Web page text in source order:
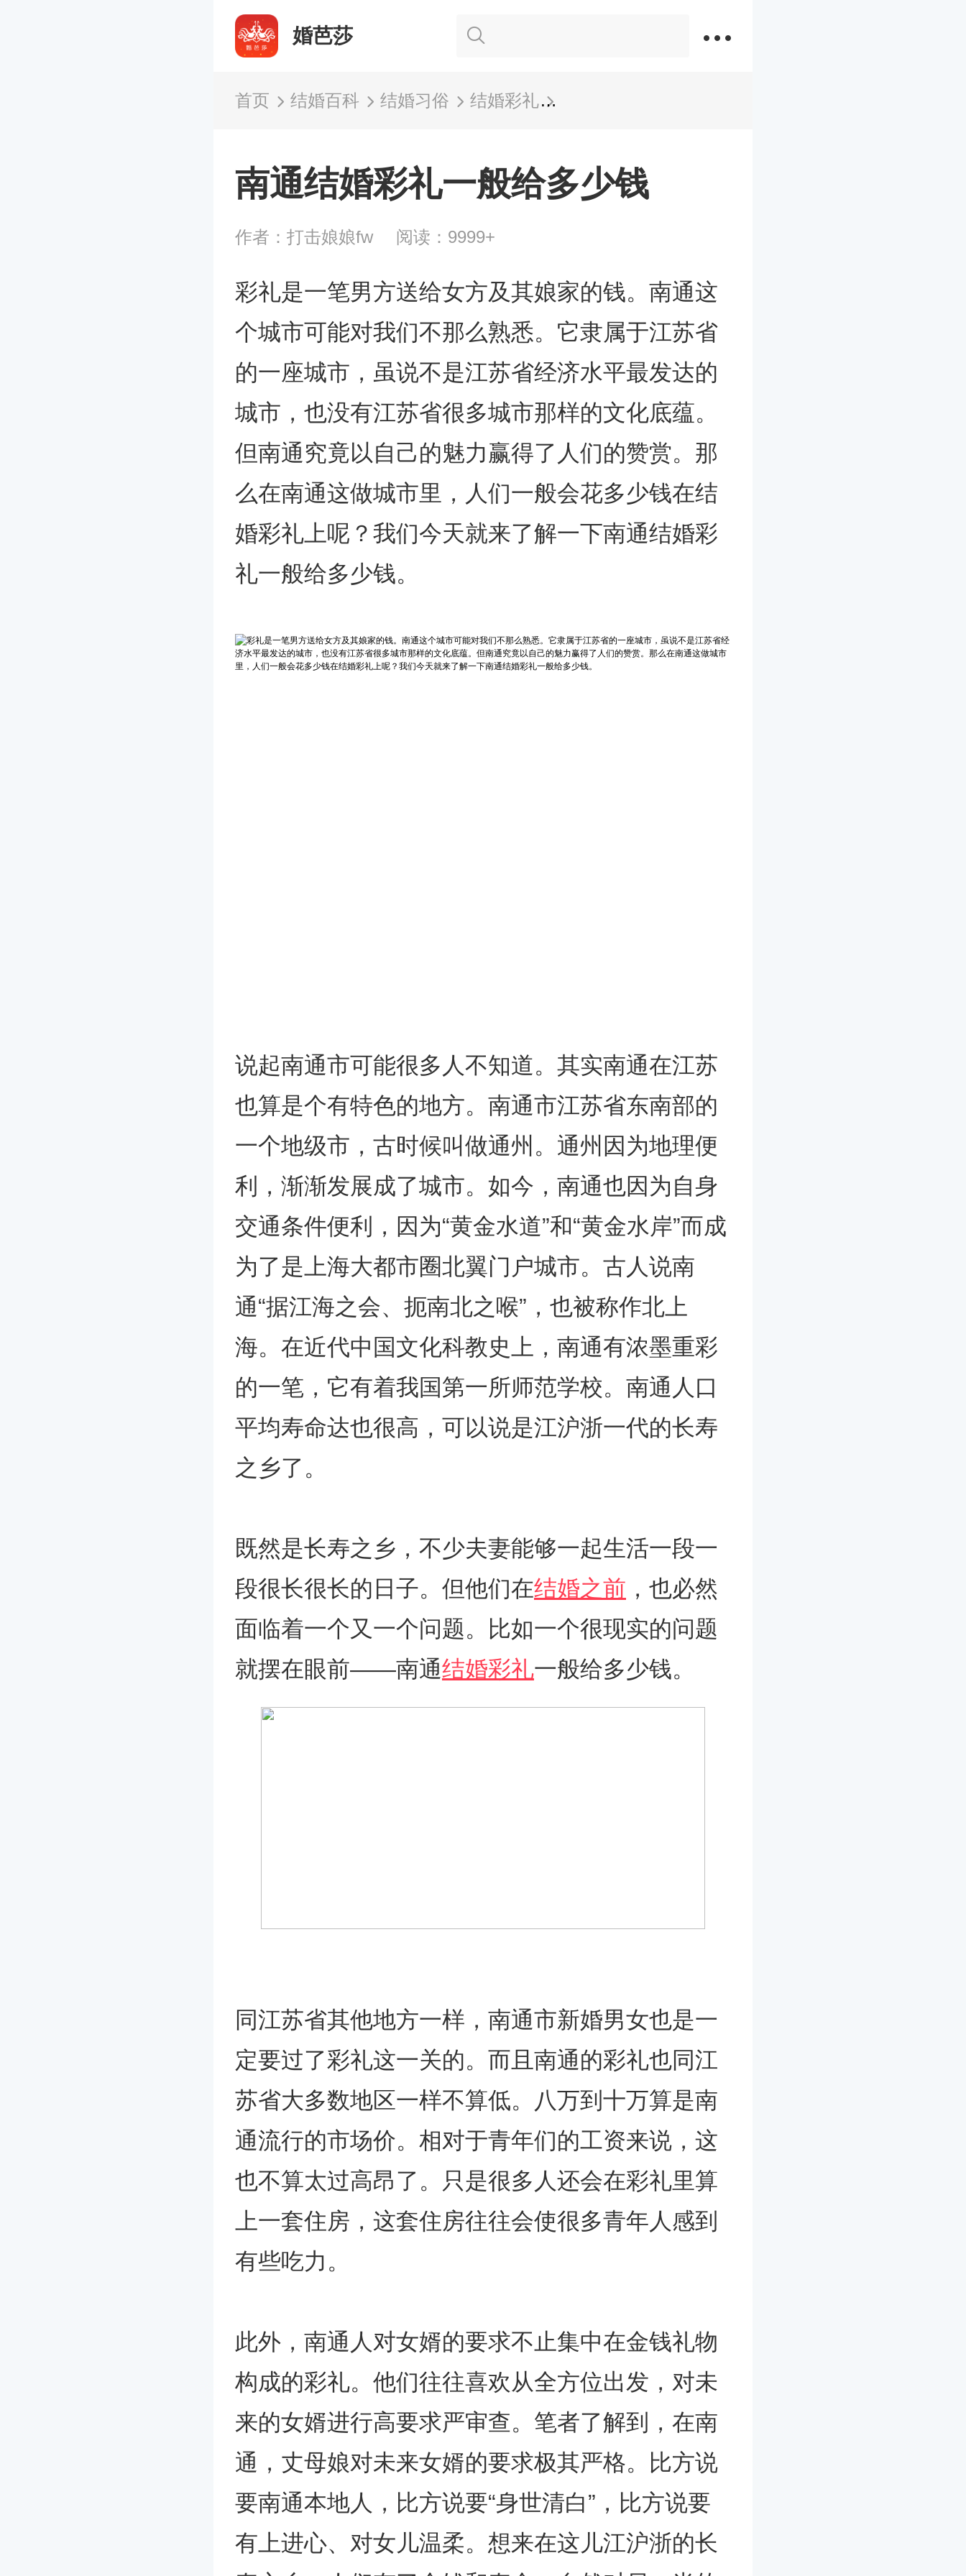
婚芭莎
首页 结婚百科 结婚习俗 结婚彩礼
南通结婚彩礼一般给多少钱
作者：打击娘娘fw 阅读：9999+
彩礼是一笔男方送给女方及其娘家的钱。南通这
个城市可能对我们不那么熟悉。它隶属于江苏省
的一座城市，虽说不是江苏省经济水平最发达的
城市，也没有江苏省很多城市那样的文化底蕴。
但南通究竟以自己的魅力赢得了人们的赞赏。那
么在南通这做城市里，人们一般会花多少钱在结
婚彩礼上呢？我们今天就来了解一下南通结婚彩
礼一般给多少钱。
说起南通市可能很多人不知道。其实南通在江苏
也算是个有特色的地方。南通市江苏省东南部的
一个地级市，古时候叫做通州。通州因为地理便
利，渐渐发展成了城市。如今，南通也因为自身
交通条件便利，因为“黄金水道”和“黄金水岸”而成
为了是上海大都市圈北翼门户城市。古人说南
通“据江海之会、扼南北之喉”，也被称作北上
海。在近代中国文化科教史上，南通有浓墨重彩
的一笔，它有着我国第一所师范学校。南通人口
平均寿命达也很高，可以说是江沪浙一代的长寿
之乡了。
既然是长寿之乡，不少夫妻能够一起生活一段一
段很长很长的日子。但他们在结婚之前 ，也必然
面临着一个又一个问题。比如一个很现实的问题
就摆在眼前——南通结婚彩礼一般给多少钱。
同江苏省其他地方一样，南通市新婚男女也是一
定要过了彩礼这一关的。而且南通的彩礼也同江
苏省大多数地区一样不算低。八万到十万算是南
通流行的市场价。相对于青年们的工资来说，这
也不算太过高昂了。只是很多人还会在彩礼里算
上一套住房，这套住房往往会使很多青年人感到
有些吃力。
此外，南通人对女婿的要求不止集中在金钱礼物
构成的彩礼。他们往往喜欢从全方位出发，对未
来的女婿进行高要求严审查。笔者了解到，在南
通，丈母娘对未来女婿的要求极其严格。比方说
要南通本地人，比方说要“身世清白”，比方说要
有上进心、对女儿温柔。想来在这儿江沪浙的长